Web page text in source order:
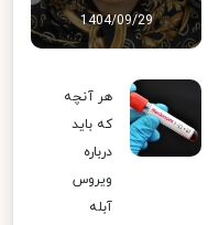
1404/09/29
هر آنچه
که باید
درباره
ویروس
آبله